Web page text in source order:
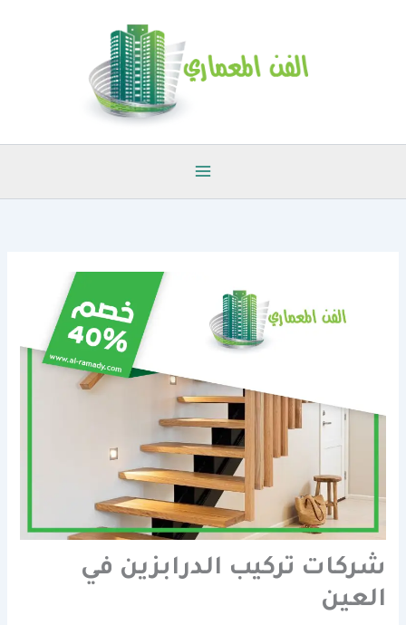
شركات تركيب الدرابزين في
العين